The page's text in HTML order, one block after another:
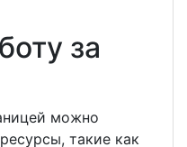
за
можно
такие как